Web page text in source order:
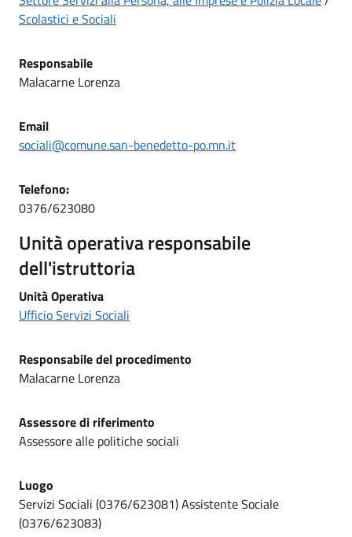
Scolastici e Sociali
Responsabile
Malacarne Lorenza
Email
sociali@comune.san-benedetto-po.mn.it
Telefono:
0376/623080
Unità operativa responsabile
dell'istruttoria
Unità Operativa
Ufficio Servizi Sociali
Responsabile del procedimento
Malacarne Lorenza
Assessore di riferimento
Assessore alle politiche sociali
Luogo
Servizi Sociali (0376/623081) Assistente Sociale
(0376/623083)